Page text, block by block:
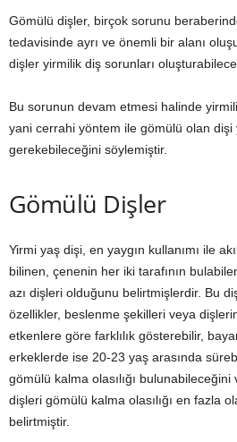
Gömülü dişler, birçok sorunu
tedavisinde ayrı ve önemli bir alanı
dişler yirmilik diş sorunları
Bu sorunun devam etmesi halinde
yani cerrahi yöntem ile gömülü olan
gerekebileceğini söylemiştir.
Gömülü Dişler
Yirmi yaş dişi, en yaygın kullanımı ile
bilinen, çenenin her iki tarafının
azı dişleri olduğunu belirtmişlerdir. Bu
özellikler, beslenme şekilleri veya
etkenlere göre farklılık gösterebilir,
erkeklerde ise 20-23 yaş arasında
gömülü kalma olasılığı
dişleri gömülü kalma olasılığı en fazla
belirtmiştir.